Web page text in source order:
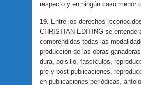
respecto y en ningún caso menor
19. Entre los derechos
CHRISTIAN EDITING se
comprendidas todas las
producción de las obras
dura, bolsillo, fascículos,
pre y post publicaciones,
en publicaciones periódicas,